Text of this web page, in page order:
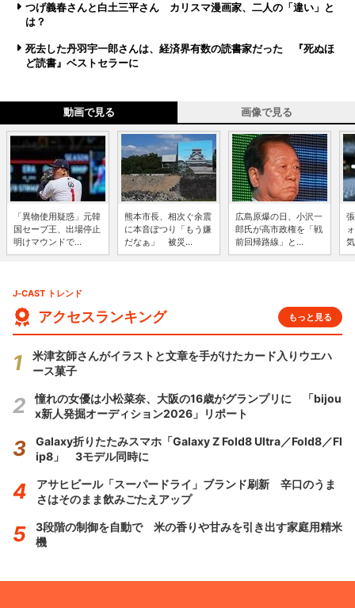
つげ義春さんと白土三平さん カリスマ漫画家、二人の「違い」と
は？
死去した丹羽宇一郎さんは、経済界有数の読書家だった 『死ぬほ
ど読書』ベストセラーに
動画で見る 画像で見る
「異物使用疑惑」元韓
国セーブ王、出場停止
明けマウンドで...
熊本市長、相次ぐ余震
に本音ぽつり「もう嫌
だなぁ」 被災...
広島原爆の日、小沢一
郎氏が高市政権を「戦
前回帰路線」と...
J-CAST トレンド
アクセスランキング もっと見る
米津玄師さんがイラストと文章を手がけたカード入りウエハ
ース菓子
憧れの女優は小松菜奈、大阪の16歳がグランプリに 「bijou
x新人発掘オーディション2026」リポート
Galaxy折りたたみスマホ「Galaxy Z Fold8 Ultra／Fold8／Fl
ip8」 3モデル同時に
アサヒビール「スーパードライ」ブランド刷新 辛口のうま
さはそのまま飲みごたえアップ
3段階の制御を自動で 米の香りや甘みを引き出す家庭用精米
機